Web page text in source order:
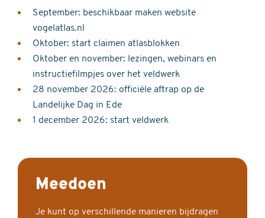
September: beschikbaar maken website
vogelatlas.nl
Oktober: start claimen atlasblokken
Oktober en november: lezingen, webinars en
instructiefilmpjes over het veldwerk
28 november 2026: officiële aftrap op de
Landelijke Dag in Ede
1 december 2026: start veldwerk
Meedoen
Je kunt op verschillende manieren bijdragen